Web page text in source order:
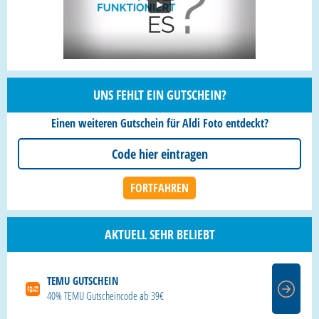
UNS FEHLT EIN GUTSCHEIN?
Einen weiteren Gutschein für Aldi Foto entdeckt?
AKTUELL SEHR BELIEBT
TEMU GUTSCHEIN
40% TEMU Gutscheincode ab 39€